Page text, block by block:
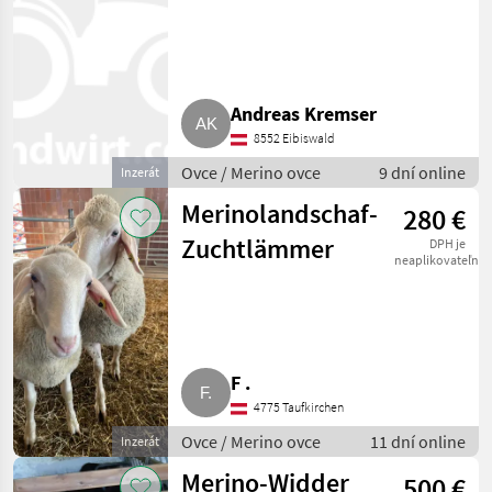
Inzerát
Andreas Kremser
8552 Eibiswald
Ovce / Merino ovce 9 dní online
Inzerát
Merinolandschaf-
Zuchtlämmer
280 €
DPH je
neaplikovateľné
F .
4775 Taufkirchen
Ovce / Merino ovce 11 dní online
Merino-Widder